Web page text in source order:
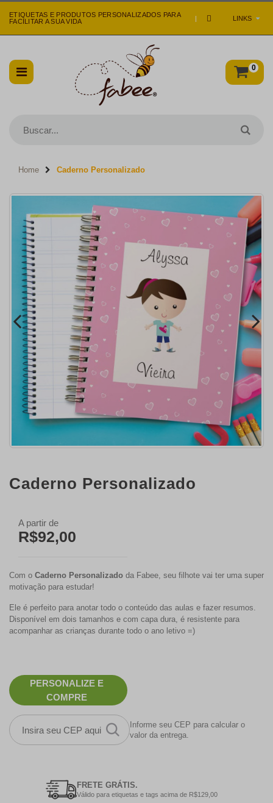
LINKS
ETIQUETAS E PRODUTOS PERSONALIZADOS PARA
FACILITAR A SUA VIDA
|
0
Home Caderno Personalizado
Caderno Personalizado
A partir de
R$92,00
Com o Caderno Personalizado da Fabee, seu filhote vai ter uma super
motivação para estudar!
Ele é perfeito para anotar todo o conteúdo das aulas e fazer resumos.
Disponível em dois tamanhos e com capa dura, é resistente para
acompanhar as crianças durante todo o ano letivo =)
PERSONALIZE E
COMPRE
Informe seu CEP para calcular o
valor da entrega.
FRETE GRÁTIS.
Válido para etiquetas e tags acima de R$129,00